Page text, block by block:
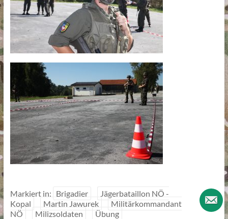
Markiert in: Brigadier
Jägerbataillon NÖ -
Kopal
Martin Jawurek
Militärkommandant
NÖ
Milizsoldaten Übung